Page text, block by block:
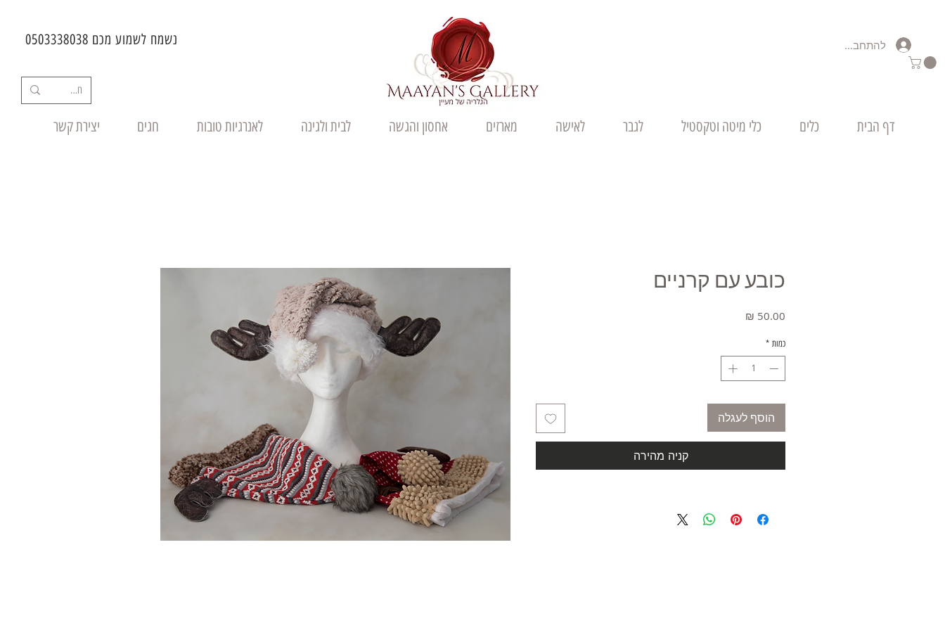
נשמח לשמוע מכם 0503338038 להתחברות
דף הבית כלים כלי מיטה וטקסטיל לגבר לאישה מארזים אחסון והגשה לבית ולגינה לאנרגיות טובות חגים יצירת קשר
כובע עם קרניים
כמות *
הוסף לעגלה
קניה מהירה